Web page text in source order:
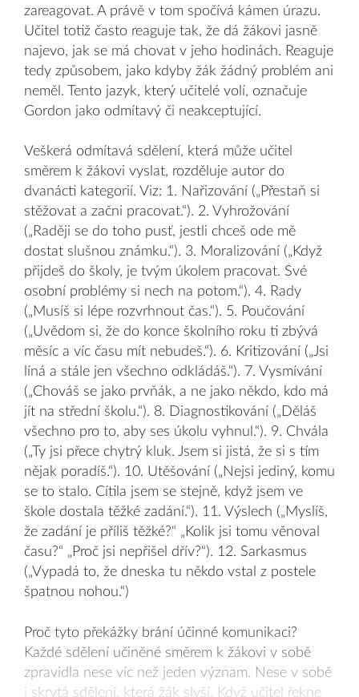
zareagovat. A právě v tom spočívá kámen úrazu.
Učitel totiž často reaguje tak, že dá žákovi jasně
najevo, jak se má chovat v jeho hodinách. Reaguje
tedy způsobem, jako kdyby žák žádný problém ani
neměl. Tento jazyk, který učitelé volí, označuje
Gordon jako odmítavý či neakceptující.
Veškerá odmítavá sdělení, která může učitel
směrem k žákovi vyslat, rozděluje autor do
dvanácti kategorií. Viz: 1. Nařizování („Přestaň si
stěžovat a začni pracovat.“). 2. Vyhrožování
(„Raději se do toho pusť, jestli chceš ode mě
dostat slušnou známku.“). 3. Moralizování („Když
přijdeš do školy, je tvým úkolem pracovat. Své
osobní problémy si nech na potom.“). 4. Rady
(„Musíš si lépe rozvrhnout čas.“). 5. Poučování
(„Uvědom si, že do konce školního roku ti zbývá
měsíc a víc času mít nebudeš.“). 6. Kritizování („Jsi
líná a stále jen všechno odkládáš.“). 7. Vysmívání
(„Chováš se jako prvňák, a ne jako někdo, kdo má
jít na střední školu.“). 8. Diagnostikování („Děláš
všechno pro to, aby ses úkolu vyhnul.“). 9. Chvála
(„Ty jsi přece chytrý kluk. Jsem si jistá, že si s tím
nějak poradíš.“). 10. Utěšování („Nejsi jediný, komu
se to stalo. Cítila jsem se stejně, když jsem ve
škole dostala těžké zadání.“). 11. Výslech („Myslíš,
že zadání je příliš těžké?“ „Kolik jsi tomu věnoval
času?“ „Proč jsi nepřišel dřív?“). 12. Sarkasmus
(„Vypadá to, že dneska tu někdo vstal z postele
špatnou nohou.“)
Proč tyto překážky brání účinné komunikaci?
Každé sdělení učiněné směrem k žákovi v sobě
zpravidla nese víc než jeden význam. Nese v sobě
i skrytá sdělení, která žák slyší. Když učitel řekne